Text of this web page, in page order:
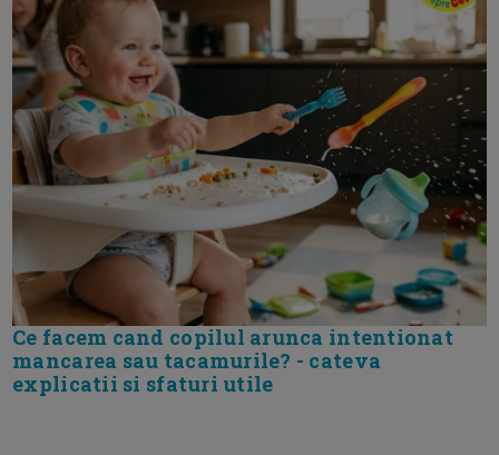
Ce facem cand copilul arunca intentionat
mancarea sau tacamurile? - cateva
explicatii si sfaturi utile